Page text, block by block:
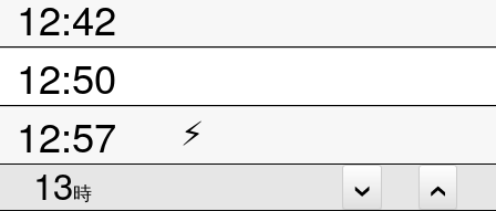
12:42
12:50
12:57
⚡
13時